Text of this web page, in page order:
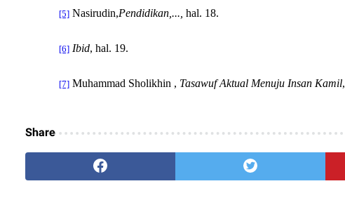
[5] Nasirudin,Pendidikan ,..., hal. 18.
[6] Ibid, hal. 19.
[7] Muhammad Sholikhin , Tasawuf Aktual Menuju Insan Kamil,
Share